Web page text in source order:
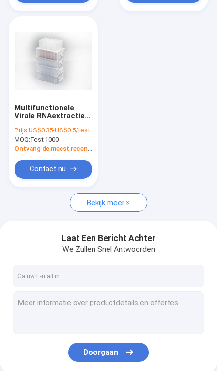
Multifunctionele
Virale RNAextractie
96 Putten
Prijs:US$0.35-US$0.5/test
MOQ:Test 1000
Ontvang de meest recente Prijs
Contact nu
Bekijk meer
Laat Een Bericht Achter
We Zullen Snel Antwoorden
Doorgaan